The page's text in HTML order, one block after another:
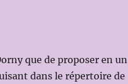
que de proposer en un
dans le répertoire de